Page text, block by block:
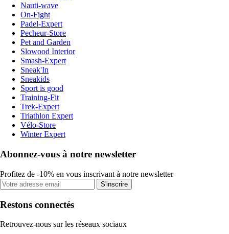
Nauti-wave
On-Fight
Padel-Expert
Pecheur-Store
Pet and Garden
Slowood Interior
Smash-Expert
Sneak'In
Sneakids
Sport is good
Training-Fit
Trek-Expert
Triathlon Expert
Vélo-Store
Winter Expert
Abonnez-vous à notre newsletter
Profitez de -10% en vous inscrivant à notre newsletter
S'inscrire
Restons connectés
Retrouvez-nous sur les réseaux sociaux